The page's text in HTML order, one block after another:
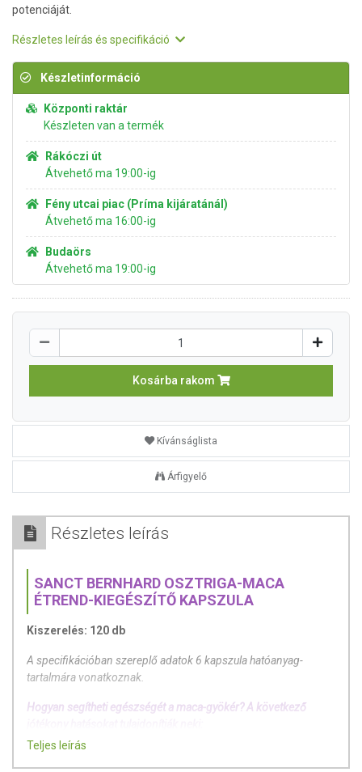
potenciáját.
Részletes leírás és specifikáció
Készletinformáció
Központi raktár
Készleten van a termék
Rákóczi út
Átvehető ma 19:00-ig
Fény utcai piac (Príma kijáratánál)
Átvehető ma 16:00-ig
Budaörs
Átvehető ma 19:00-ig
Kosárba rakom
Kívánságlista
Árfigyelő
Részletes leírás
SANCT BERNHARD OSZTRIGA-MACA
ÉTREND-KIEGÉSZÍTŐ KAPSZULA
Kiszerelés: 120 db
A specifikációban szereplő adatok 6 kapszula hatóanyag-
tartalmára vonatkoznak.
Hogyan segítheti egészségét a maca-gyökér? A következő
1. Idegrendszer-serkentő: Aktiválja az agyműködést, javítja a
Teljes leírás